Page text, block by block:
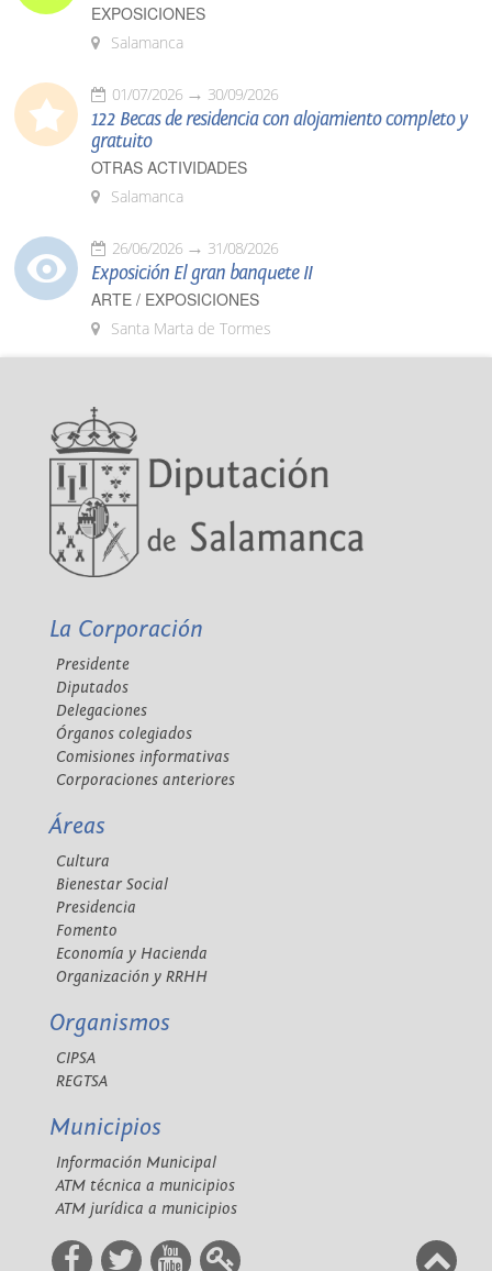
EXPOSICIONES
Salamanca
01/07/2026 30/09/2026
122 Becas de residencia con alojamiento completo y
gratuito
OTRAS ACTIVIDADES
Salamanca
26/06/2026 31/08/2026
Exposición El gran banquete II
ARTE / EXPOSICIONES
Santa Marta de Tormes
La Corporación
Presidente
Diputados
Delegaciones
Órganos colegiados
Comisiones informativas
Corporaciones anteriores
Áreas
Cultura
Bienestar Social
Presidencia
Fomento
Economía y Hacienda
Organización y RRHH
Organismos
CIPSA
REGTSA
Municipios
Información Municipal
ATM técnica a municipios
ATM jurídica a municipios